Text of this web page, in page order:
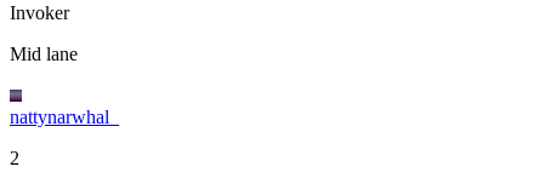
Invoker
Mid lane
nattynarwhal_
2